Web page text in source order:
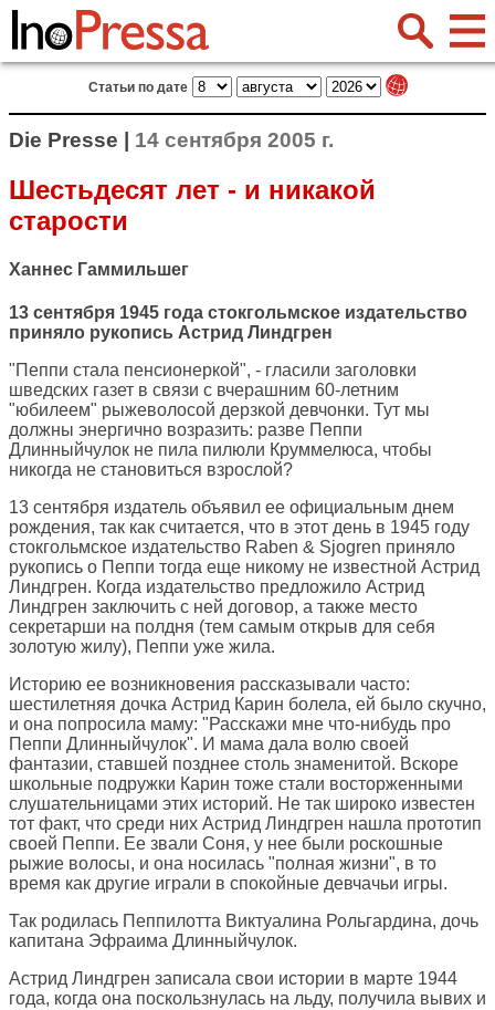
Статьи по дате
Die Presse | 14 сентября 2005 г.
Шестьдесят лет - и никакой
старости
Ханнес Гаммильшег
13 сентября 1945 года стокгольмское издательство
приняло рукопись Астрид Линдгрен
"Пеппи стала пенсионеркой", - гласили заголовки
шведских газет в связи с вчерашним 60-летним
"юбилеем" рыжеволосой дерзкой девчонки. Тут мы
должны энергично возразить: разве Пеппи
Длинныйчулок не пила пилюли Круммелюса, чтобы
никогда не становиться взрослой?
13 сентября издатель объявил ее официальным днем
рождения, так как считается, что в этот день в 1945 году
стокгольмское издательство Raben & Sjogren приняло
рукопись о Пеппи тогда еще никому не известной Астрид
Линдгрен. Когда издательство предложило Астрид
Линдгрен заключить с ней договор, а также место
секретарши на полдня (тем самым открыв для себя
золотую жилу), Пеппи уже жила.
Историю ее возникновения рассказывали часто:
шестилетняя дочка Астрид Карин болела, ей было скучно,
и она попросила маму: "Расскажи мне что-нибудь про
Пеппи Длинныйчулок". И мама дала волю своей
фантазии, ставшей позднее столь знаменитой. Вскоре
школьные подружки Карин тоже стали восторженными
слушательницами этих историй. Не так широко известен
тот факт, что среди них Астрид Линдгрен нашла прототип
своей Пеппи. Ее звали Соня, у нее были роскошные
рыжие волосы, и она носилась "полная жизни", в то
время как другие играли в спокойные девчачьи игры.
Так родилась Пеппилотта Виктуалина Рольгардина, дочь
капитана Эфраима Длинныйчулок.
Астрид Линдгрен записала свои истории в марте 1944
года, когда она поскользнулась на льду, получила вывих и